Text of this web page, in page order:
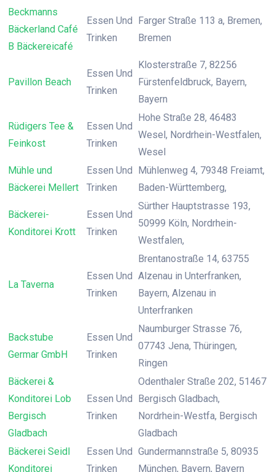
Beckmanns
Bäckerland Café
B Bäckereicafé
Essen Und
Trinken
Farger Straße 113 a, Bremen,
Bremen
Pavillon Beach
Essen Und
Trinken
Klosterstraße 7, 82256
Fürstenfeldbruck, Bayern,
Bayern
Rüdigers Tee &
Feinkost
Essen Und
Trinken
Hohe Straße 28, 46483
Wesel, Nordrhein-Westfalen,
Wesel
Mühle und
Bäckerei Mellert
Essen Und
Trinken
Mühlenweg 4, 79348 Freiamt,
Baden-Württemberg,
Bäckerei-
Konditorei Krott
Essen Und
Trinken
Sürther Hauptstrasse 193,
50999 Köln, Nordrhein-
Westfalen,
La Taverna
Essen Und
Trinken
Brentanostraße 14, 63755
Alzenau in Unterfranken,
Bayern, Alzenau in
Unterfranken
Backstube
Germar GmbH
Essen Und
Trinken
Naumburger Strasse 76,
07743 Jena, Thüringen,
Ringen
Bäckerei &
Konditorei Lob
Bergisch
Gladbach
Essen Und
Trinken
Odenthaler Straße 202, 51467
Bergisch Gladbach,
Nordrhein-Westfa, Bergisch
Gladbach
Bäckerei Seidl
Konditorei
Essen Und
Trinken
Gundermannstraße 5, 80935
München, Bayern, Bayern